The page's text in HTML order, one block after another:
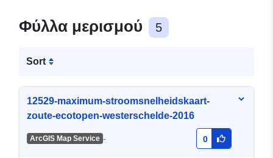
Φύλλα μερισμού 5
Sort
12529-maximum-stroomsnelheidskaart-
zoute-ecotopen-westerschelde-2016
ArcGIS Map Service - 0